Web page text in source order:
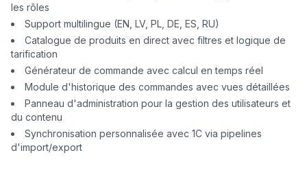
les rôles
Support multilingue (EN, LV, PL, DE, ES, RU)
Catalogue de produits en direct avec filtres et logique de
tarification
Générateur de commande avec calcul en temps réel
Module d'historique des commandes avec vues détaillées
Panneau d'administration pour la gestion des utilisateurs et
du contenu
Synchronisation personnalisée avec 1C via pipelines
d'import/export